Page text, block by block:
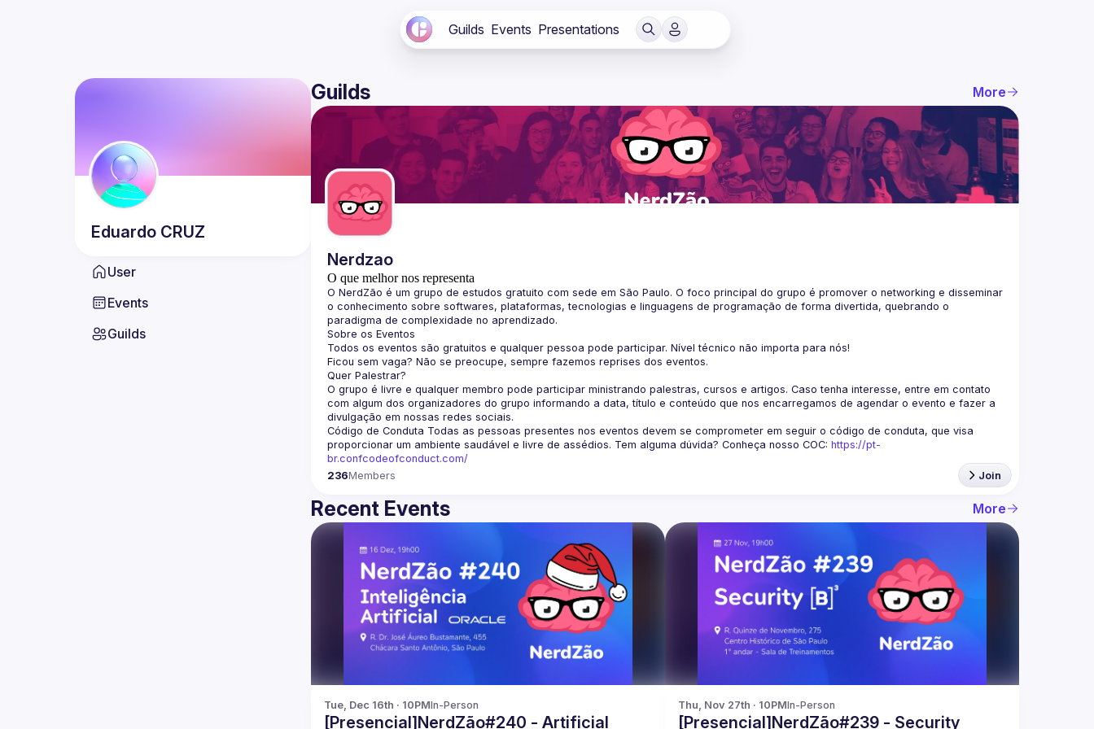
Guilds Events Presentations
Eduardo CRUZ
User
Events
Guilds
Guilds More
Nerdzao
O que melhor nos representa
O NerdZão é um grupo de estudos gratuito com sede em São Paulo. O foco principal do grupo é promover o networking e disseminar
o conhecimento sobre softwares, plataformas, tecnologias e linguagens de programação de forma divertida, quebrando o
paradigma de complexidade no aprendizado.
Sobre os Eventos
Todos os eventos são gratuitos e qualquer pessoa pode participar. Nível técnico não importa para nós!
Ficou sem vaga? Não se preocupe, sempre fazemos reprises dos eventos.
Quer Palestrar?
O grupo é livre e qualquer membro pode participar ministrando palestras, cursos e artigos. Caso tenha interesse, entre em contato
com algum dos organizadores do grupo informando a data, título e conteúdo que nos encarregamos de agendar o evento e fazer a
divulgação em nossas redes sociais.
Código de Conduta Todas as pessoas presentes nos eventos devem se comprometer em seguir o código de conduta, que visa
proporcionar um ambiente saudável e livre de assédios. Tem alguma dúvida? Conheça nosso COC: https://pt-
br.confcodeofconduct.com/
236Members Join
Recent Events More
Tue, Dec 16th · 10PMIn-Person
[Presencial]NerdZão#240 - Artificial
Thu, Nov 27th · 10PMIn-Person
[Presencial]NerdZão#239 - Security